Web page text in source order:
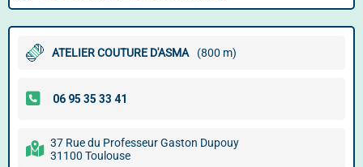
ATELIER COUTURE D'ASMA (800 m)
37 Rue du Professeur Gaston Dupouy
31100 Toulouse